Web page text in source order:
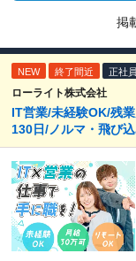
掲
NEW 終了間近 正社員
ローライト株式会社
IT営業/未経験OK/残
130日/ノルマ・飛び